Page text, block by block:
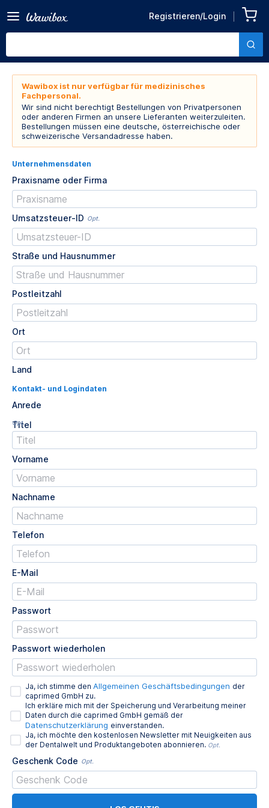
Registrieren/Login
Wawibox ist nur verfügbar für medizinisches
Fachpersonal.
Wir sind nicht berechtigt Bestellungen von Privatpersonen
oder anderen Firmen an unsere Lieferanten weiterzuleiten.
Bestellungen müssen eine deutsche, österreichische oder
schweizerische Versandadresse haben.
Unternehmensdaten
Praxisname oder Firma
Umsatzsteuer-ID Opt.
Straße und Hausnummer
Postleitzahl
Ort
Land
Kontakt- und Logindaten
Anrede
Titel
Opt.
Vorname
Nachname
Telefon
E-Mail
Passwort
Passwort wiederholen
Ja, ich stimme den Allgemeinen Geschäftsbedingungen der
caprimed GmbH zu.
Ich erkläre mich mit der Speicherung und Verarbeitung meiner
Daten durch die caprimed GmbH gemäß der
Datenschutzerklärung einverstanden.
Ja, ich möchte den kostenlosen Newsletter mit Neuigkeiten aus
der Dentalwelt und Produktangeboten abonnieren. Opt.
Geschenk Code Opt.